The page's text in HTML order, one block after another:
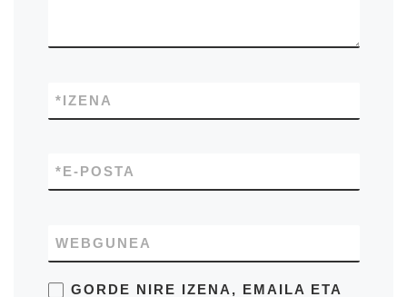
IZENA
*
E-POSTA
*
WEBGUNEA
GORDE NIRE IZENA, EMAILA ETA